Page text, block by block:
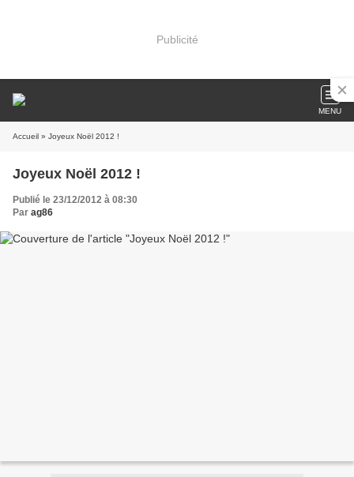
Publicité
MENU
Accueil » Joyeux Noël 2012 !
Joyeux Noël 2012 !
Publié le 23/12/2012 à 08:30
Par ag86